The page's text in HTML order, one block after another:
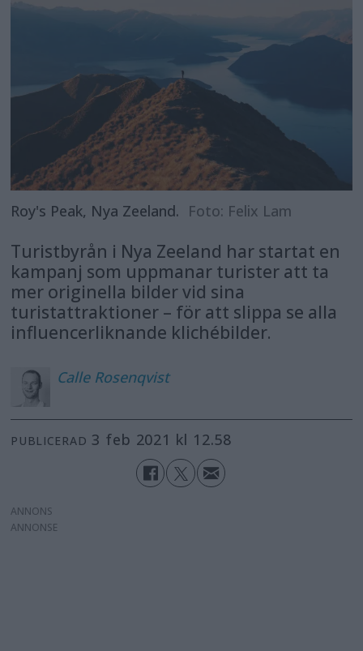
Roy's Peak, Nya Zeeland. Foto: Felix Lam
Turistbyrån i Nya Zeeland har startat en
kampanj som uppmanar turister att ta
mer originella bilder vid sina
turistattraktioner – för att slippa se alla
influencerliknande klichébilder.
Calle Rosenqvist
PUBLICERAD 3 feb 2021 kl 12.58
ANNONS